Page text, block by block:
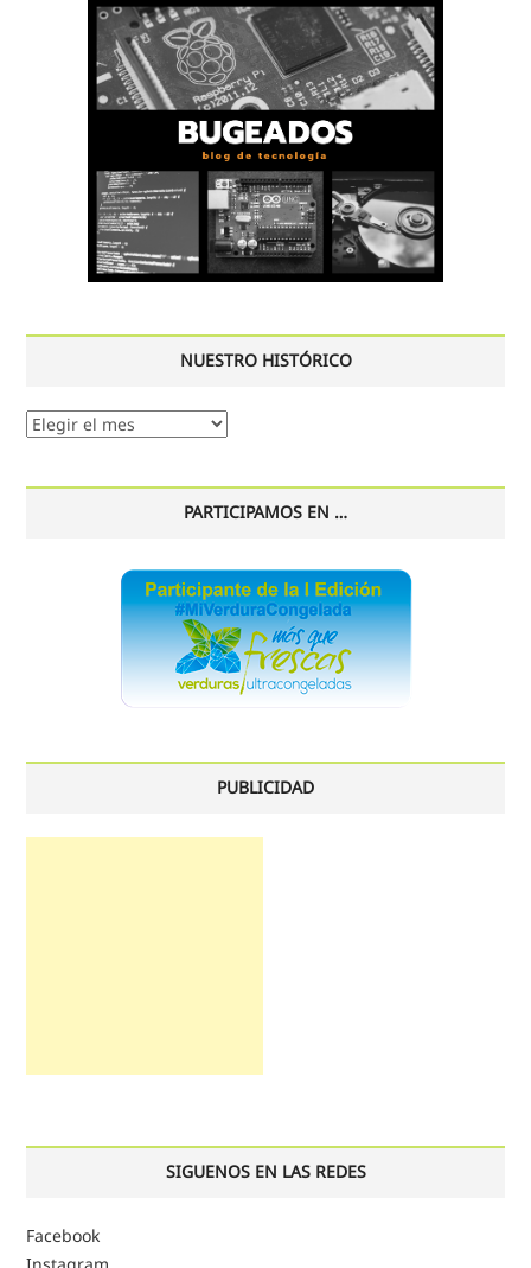
NUESTRO HISTÓRICO
Nuestro
PARTICIPAMOS EN …
PUBLICIDAD
SIGUENOS EN LAS REDES
Facebook